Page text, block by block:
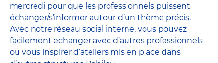
mercredi pour que les professionnels puissent
échanger/s’informer autour d’un thème précis.
Avec notre réseau social interne, vous pouvez
facilement échanger avec d’autres professionnels
ou vous inspirer d’ateliers mis en place dans